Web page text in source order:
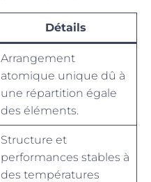
Détails
Arrangement
atomique unique dû à
une répartition égale
des éléments.
Structure et
performances stables à
des températures